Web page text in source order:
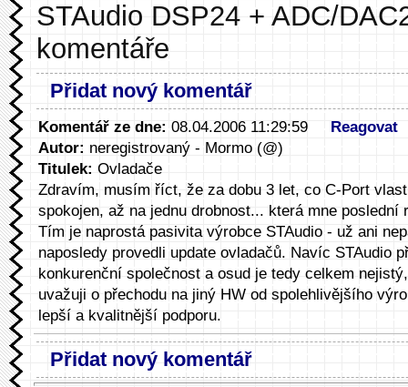
STAudio DSP24 + ADC/
komentáře
Přidat nový komentář
Komentář ze dne: 08.04.2006 11:29:59
Reagovat
Autor: neregistrovaný - Mormo (@)
Titulek: Ovladače
Zdravím, musím říct, že za dobu 3 let, co C-Port
spokojen, až na jednu drobnost... která mne poslední
Tím je naprostá pasivita výrobce STAudio - už ani
naposledy provedli update ovladačů. Navíc STAudio
konkurenční společnost a osud je tedy celkem
uvažuji o přechodu na jiný HW od spolehlivějšího
lepší a kvalitnější podporu.
Přidat nový komentář